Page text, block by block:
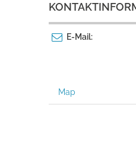
E-Mail:
Map